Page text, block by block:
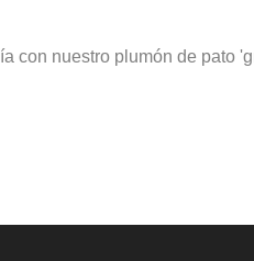
con nuestro plumón de pato